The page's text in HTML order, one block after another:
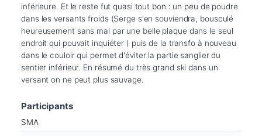
inférieure. Et le reste fut quasi tout bon : un peu de poudre
dans les versants froids (Serge s'en souviendra, bousculé
heureusement sans mal par une belle plaque dans le seul
endroit qui pouvait inquiéter ) puis de la transfo à nouveau
dans le couloir qui permet d'éviter la partie sanglier du
sentier inférieur. En résumé du très grand ski dans un
versant on ne peut plus sauvage.
Participants
SMA